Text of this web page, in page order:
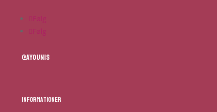
Følg
Følg
@ayounis
Informationer